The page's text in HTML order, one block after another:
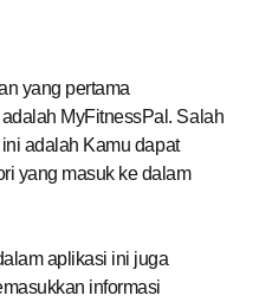
yang pertama
MyFitnessPal. Salah
adalah Kamu dapat
yang masuk ke dalam
aplikasi ini juga
informasi